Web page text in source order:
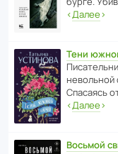
‹Далее›
Тени
невольной
Спасаясь
‹Далее›
Восьмой